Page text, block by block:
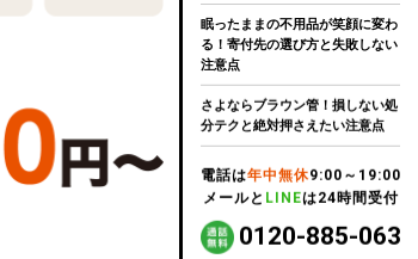
眠ったままの不用品が笑顔に変わ
る！寄付先の選び方と失敗しない
注意点
さよならブラウン管！損しない処
分テクと絶対押さえたい注意点
電話は年中無休9:00～19:00
メールと LINEは24時間受付
0120-885-063